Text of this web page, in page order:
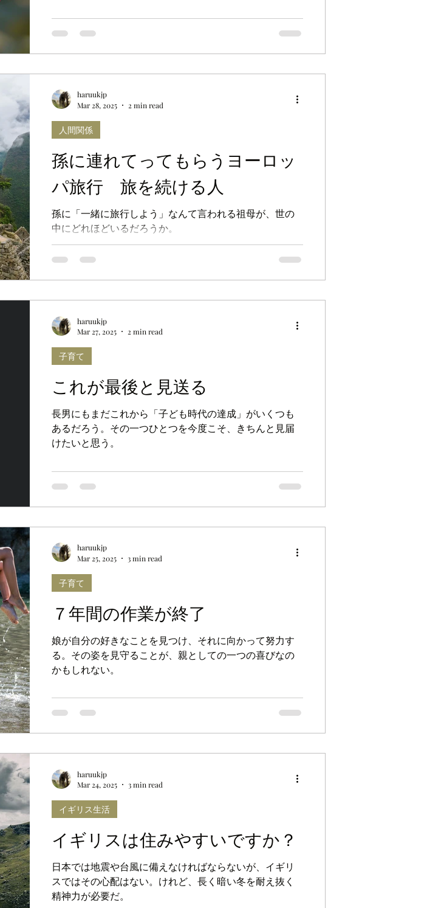
孫に連れてってもらうヨーロッ
パ旅行 旅を続ける人
孫に「一緒に旅行しよう」なんて言われる祖母が、世の
中にどれほどいるだろうか。
人間関係
haruukjp
Mar 28, 2025
2 min read
これが最後と見送る
長男にもまだこれから「子ども時代の達成」がいくつも
あるだろう。その一つひとつを今度こそ、きちんと見届
けたいと思う。
子育て
haruukjp
Mar 27, 2025
2 min read
７年間の作業が終了
娘が自分の好きなことを見つけ、それに向かって努力す
る。その姿を見守ることが、親としての一つの喜びなの
かもしれない。
子育て
haruukjp
Mar 25, 2025
3 min read
イギリスは住みやすいですか？
日本では地震や台風に備えなければならないが、イギリ
スではその心配はない。けれど、長く暗い冬を耐え抜く
精神力が必要だ。
イギリス生活
haruukjp
Mar 24, 2025
3 min read